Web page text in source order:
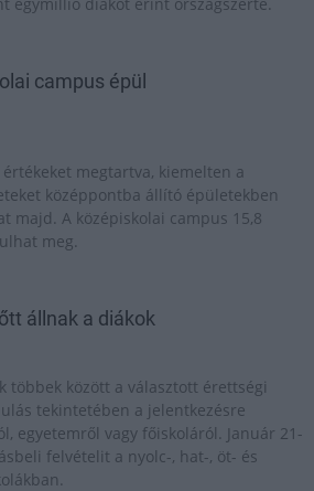
campus épül
megtartva, kiemelten a
középpontba állító épületekben
majd. A középiskolai campus 15,8
meg.
állnak a diákok
többek között a választott érettségi
tekintetében a jelentkezésre
egyetemről vagy főiskoláról. Január 21-
felvételit a nyolc-, hat-, öt- és